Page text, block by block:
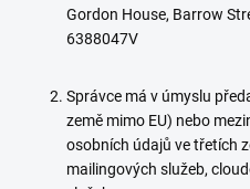
Gordon House, Barrow
6388047V
Správce má v úmyslu
země mimo EU) nebo
osobních údajů ve třetích
mailingových služeb,